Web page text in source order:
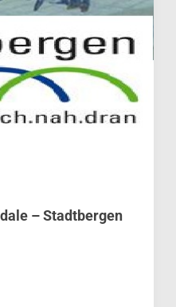
– Stadtbergen